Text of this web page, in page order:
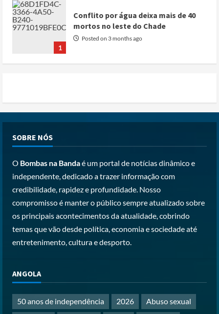
1
Conflito por água deixa mais de 40
mortos no leste do Chade
Posted on 3 months ago
2
registo criminal
Posted on 3 months ago
3
para apostar em automação e
simplificar operações
4
Papa Leão XIV em Malabo: “Nome de
Deus não pode ser profanado por
desejo de domínio”
Posted on 4 months ago
5
e Líbano
Posted on 4 months ago
SOBRE NÓS
O Bombas na Bandaé um portal de notícias dinâmico e
independente, dedicado a trazer informação com
credibilidade, rapidez e profundidade. Nosso
compromisso é manter o público sempre atualizado sobre
os principais acontecimentos da atualidade, cobrindo
temas que vão desde política, economia e sociedade até
entretenimento, cultura e desporto.
ANGOLA
50 anos de independência 2026
Abuso sexual